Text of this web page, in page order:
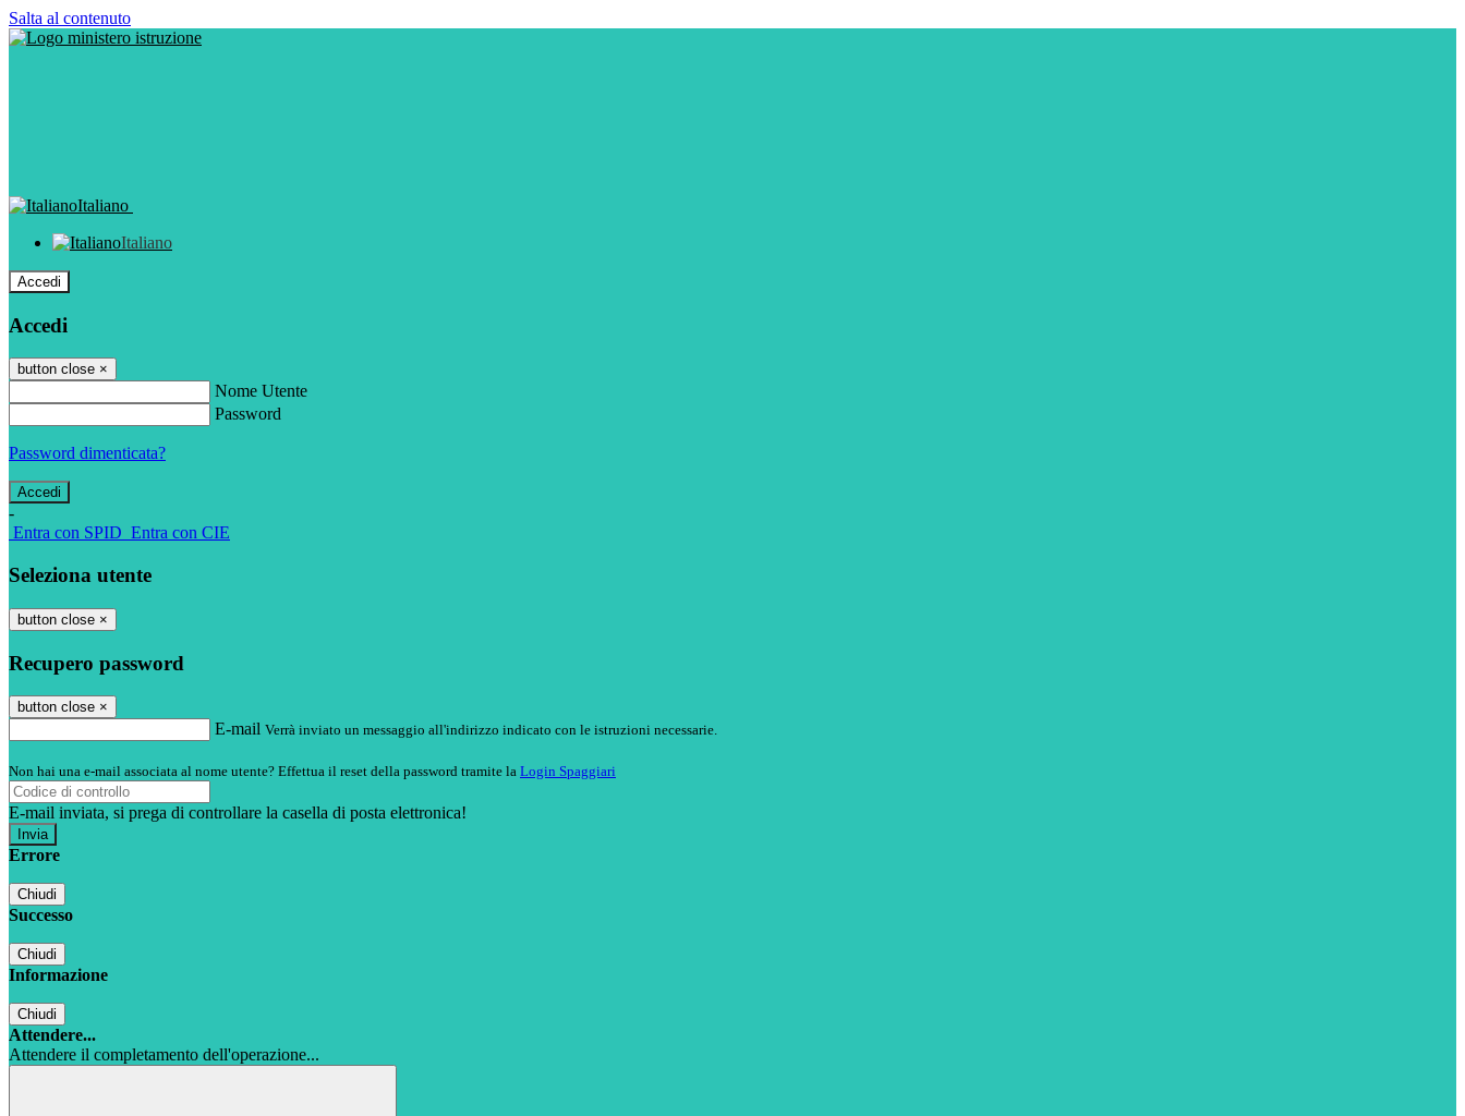
Salta al contenuto
Italiano
Italiano
Accedi
Accedi
button close ×
Nome Utente
Password
Password dimenticata?
-
Entra con SPID Entra con CIE
Seleziona utente
button close ×
Recupero password
button close ×
E-mail Verrà inviato un messaggio all'indirizzo indicato con le istruzioni necessarie.
Non hai una e-mail associata al nome utente? Effettua il reset della password tramite la Login Spaggiari
E-mail inviata, si prega di controllare la casella di posta elettronica!
Errore
Chiudi
Successo
Chiudi
Informazione
Chiudi
Attendere...
Attendere il completamento dell'operazione...